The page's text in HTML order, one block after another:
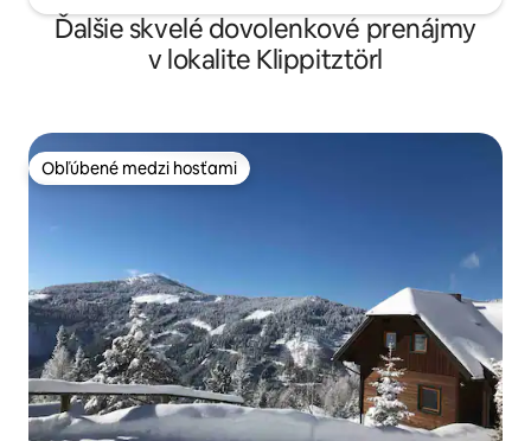
Ďalšie skvelé dovolenkové prenájmy
v lokalite Klippitztörl
Obľúbené medzi hosťami
Obľúbené medzi hosťami